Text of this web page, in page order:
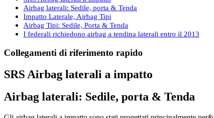
Airbag laterali: Sedile, porta & Tenda
Impatto Laterale, Airbag Tipi
Airbag Tipi: Sedile, Porta & Tenda
I federali richiedono airbag a tendina laterali entro il 2013
Collegamenti di riferimento rapido
SRS Airbag laterali a impatto
Airbag laterali: Sedile, porta & Tenda